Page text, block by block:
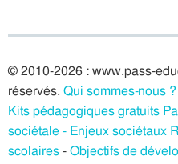
© 2010-2026 : www.pass-
réservés. Qui sommes-nous ?
Kits pédagogiques gratuits
sociétale - Enjeux sociétaux
scolaires-Objectifs de